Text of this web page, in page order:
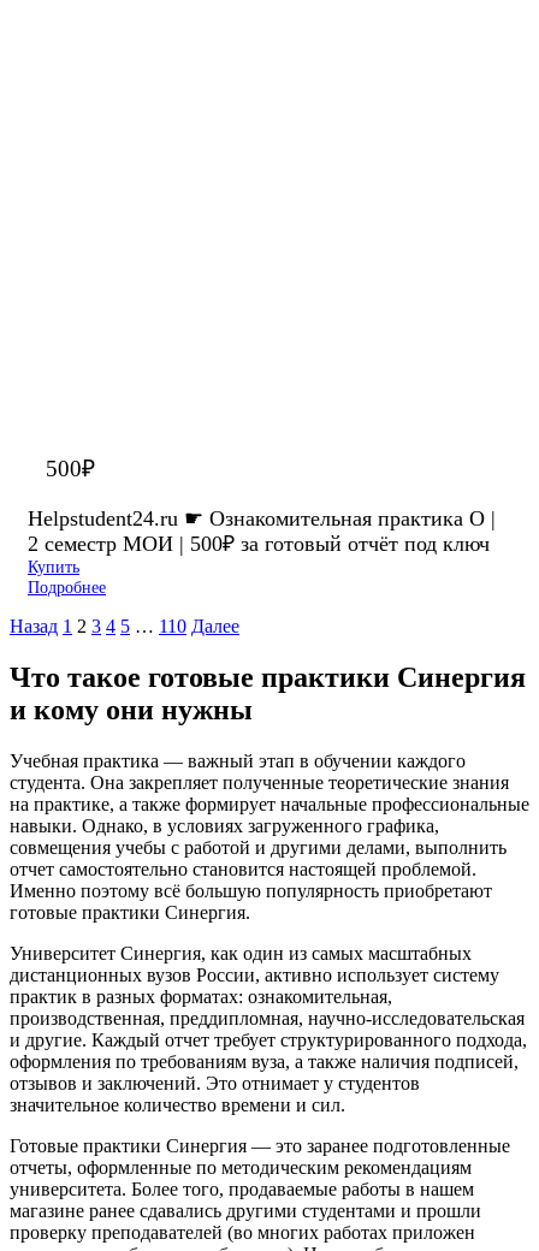
500₽
Helpstudent24.ru ☛ Ознакомительная практика О |
2 семестр МОИ | 500₽ за готовый отчёт под ключ
Купить
Подробнее
Назад 1 2 3 4 5 … 110 Далее
Что такое готовые практики Синергия
и кому они нужны
Учебная практика — важный этап в обучении каждого
студента. Она закрепляет полученные теоретические знания
на практике, а также формирует начальные профессиональные
навыки. Однако, в условиях загруженного графика,
совмещения учебы с работой и другими делами, выполнить
отчет самостоятельно становится настоящей проблемой.
Именно поэтому всё большую популярность приобретают
готовые практики Синергия.
Университет Синергия, как один из самых масштабных
дистанционных вузов России, активно использует систему
практик в разных форматах: ознакомительная,
производственная, преддипломная, научно-исследовательская
и другие. Каждый отчет требует структурированного подхода,
оформления по требованиям вуза, а также наличия подписей,
отзывов и заключений. Это отнимает у студентов
значительное количество времени и сил.
Готовые практики Синергия — это заранее подготовленные
отчеты, оформленные по методическим рекомендациям
университета. Более того, продаваемые работы в нашем
магазине ранее сдавались другими студентами и прошли
проверку преподавателей (во многих работах приложен